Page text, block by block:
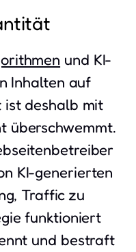
und KI-
Inhalten auf
ist deshalb mit
überschwemmt.
KI-generierten
Traffic zu
funktioniert
und bestraft